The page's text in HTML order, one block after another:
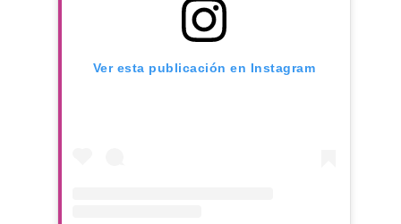
Ver esta publicación en Instagram